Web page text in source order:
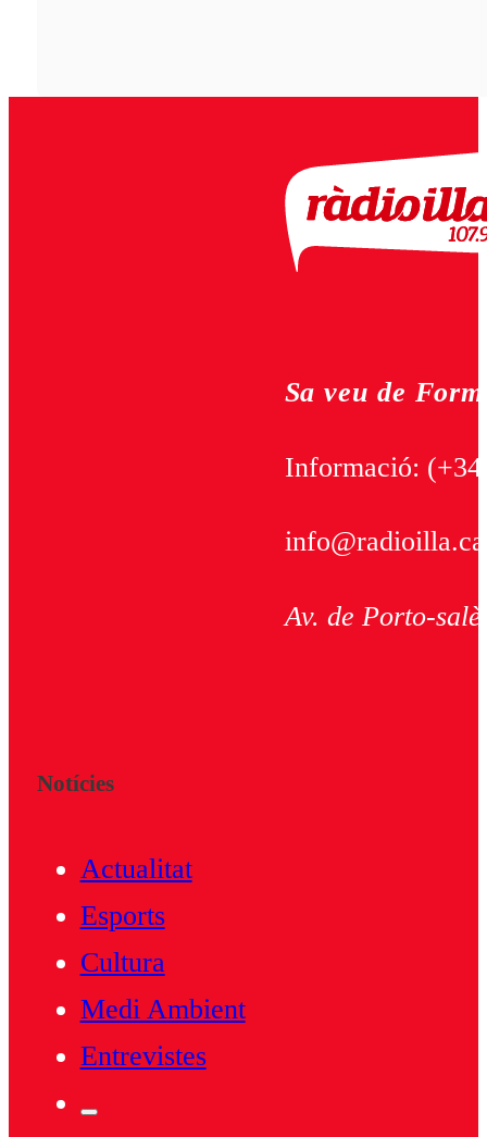
Sa veu de
Informació:
Av. de Porto-
Notícies
Actualitat
Esports
Cultura
Medi Ambient
Entrevistes